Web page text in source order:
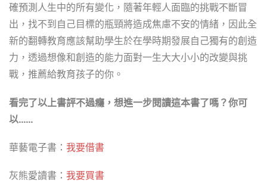
確預測人生中的所有變化，隨著年輕人面臨的挑戰不斷冒
出，找不到自己目標的瓶頸將造成焦慮不安的情緒，因此全
新的翻轉教育應該幫助學生於在學時期發展自己獨有的創造
力，透過想像和創造的能力面對一生大大小小的改變與挑
戰，推薦給教育孩子的你。
看完了以上書評不過癮，想進一步閱讀這本書了嗎？你可
以……
華藝電子書： 我要借書
灰熊愛讀書： 我要買書